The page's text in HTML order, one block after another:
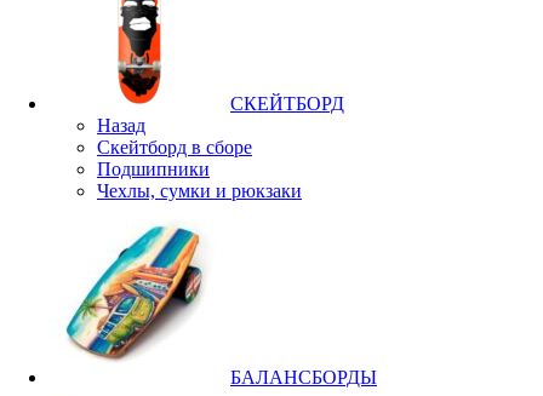
СКЕЙТБОРД
Назад
Скейтборд в сборе
Подшипники
Чехлы, сумки и рюкзаки
БАЛАНСБОРДЫ